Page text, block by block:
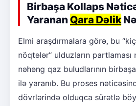
Birbaşa Kollaps
Yaranan Qara Dəlik
Elmi araşdırmalara görə, bu
nöqtələr” ulduzların
nəhəng qaz buludlarının
ilə yaranıb. Bu proses
dövrlərində olduqca sürətlə